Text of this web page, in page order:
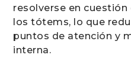
resolverse en
los tótems, lo que
puntos de atención y
interna.